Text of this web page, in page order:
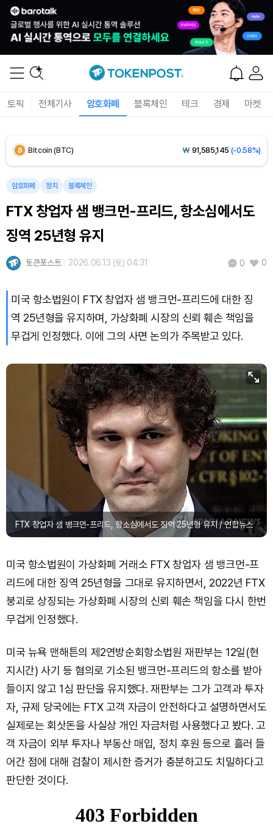
토픽 전체기사 암호화폐 블록체인 테크 경제 마켓
Bitcoin (BTC) ₩ 91,585,145 (-0.58%)
Ethereum (ETH)
Tether USDt (USDT) ₩1,424(+0.01%)
BNB (BNB)
XRP (XRP) ₩1,474 (-2.60%)
Solana (SOL) ₩103,471 (-2.00%)
TRON (TRX) ₩465.6(-0.10%)
Hyperliquid (HYPE) ₩79,479 (-2.12%)
Dogecoin (DOGE) ₩ 98.44(-1.38%)
암호화폐 정치 블록체인
FTX 창업자 샘 뱅크먼-프리드, 항소심에서도
징역 25년형 유지
토큰포스트 2026.06.13 (토) 04:31 0 0
미국 항소법원이 FTX 창업자 샘 뱅크먼-프리드에 대한 징
역 25년형을 유지하며, 가상화폐 시장의 신뢰 훼손 책임을
무겁게 인정했다. 이에 그의 사면 논의가 주목받고 있다.
FTX 창업자 샘 뱅크먼-프리드, 항소심에서도 징역 25년형 유지 / 연합뉴스
미국 항소법원이 가상화폐 거래소 FTX 창업자 샘 뱅크먼-프
리드에 대한 징역 25년형을 그대로 유지하면서, 2022년 FTX
붕괴로 상징되는 가상화폐 시장의 신뢰 훼손 책임을 다시 한번
무겁게 인정했다.
미국 뉴욕 맨해튼의 제2연방순회항소법원 재판부는 12일(현
지시간) 사기 등 혐의로 기소된 뱅크먼-프리드의 항소를 받아
들이지 않고 1심 판단을 유지했다. 재판부는 그가 고객과 투자
자, 규제 당국에는 FTX 고객 자금이 안전하다고 설명하면서도
실제로는 회삿돈을 사실상 개인 자금처럼 사용했다고 봤다. 고
객 자금이 외부 투자나 부동산 매입, 정치 후원 등으로 흘러 들
어간 점에 대해 검찰이 제시한 증거가 충분하고도 치밀하다고
판단한 것이다.